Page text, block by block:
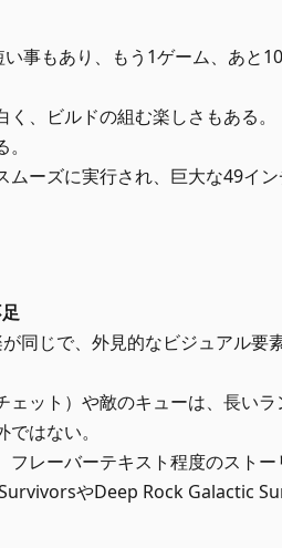
事もあり、もう1ゲーム、あと
、ビルドの組む楽しさもある。
ムーズに実行され、巨大な49イ
同じで、外見的なビジュアル要
ェット）や敵のキューは、長い
はない。
レーバーテキスト程度のスト
やDeep Rock Galactic